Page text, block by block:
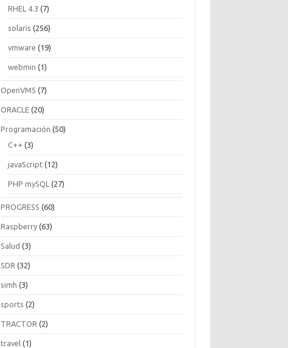
RHEL 4.3 (7)
solaris (256)
vmware (19)
webmin (1)
OpenVMS (7)
ORACLE (20)
Programación (50)
C++ (3)
javaScript (12)
PHP mySQL (27)
PROGRESS (60)
Raspberry (63)
Salud (3)
SDR (32)
simh (3)
sports (2)
TRACTOR (2)
travel (1)